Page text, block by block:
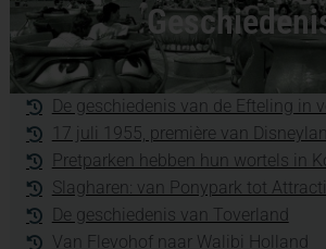
De geschiedenis van de Efteling in
17 juli 1955, première van
Pretparken hebben hun wortels in
Slagharen: van Ponypark tot
De geschiedenis van Toverland
Van Flevohof naar Walibi Holland